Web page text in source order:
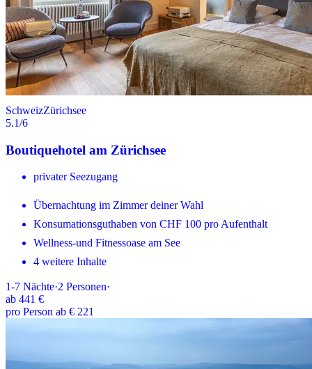
SchweizZürichsee
5.1/6
Boutiquehotel am Zürichsee
privater Seezugang
Übernachtung im Zimmer deiner Wahl
Konsumationsguthaben von CHF 100 pro Aufenthalt
Wellness-und Fitnessoase am See
4 weitere Inhalte
1-7 Nächte·2 Personen·
ab 441 €
pro Person ab € 221